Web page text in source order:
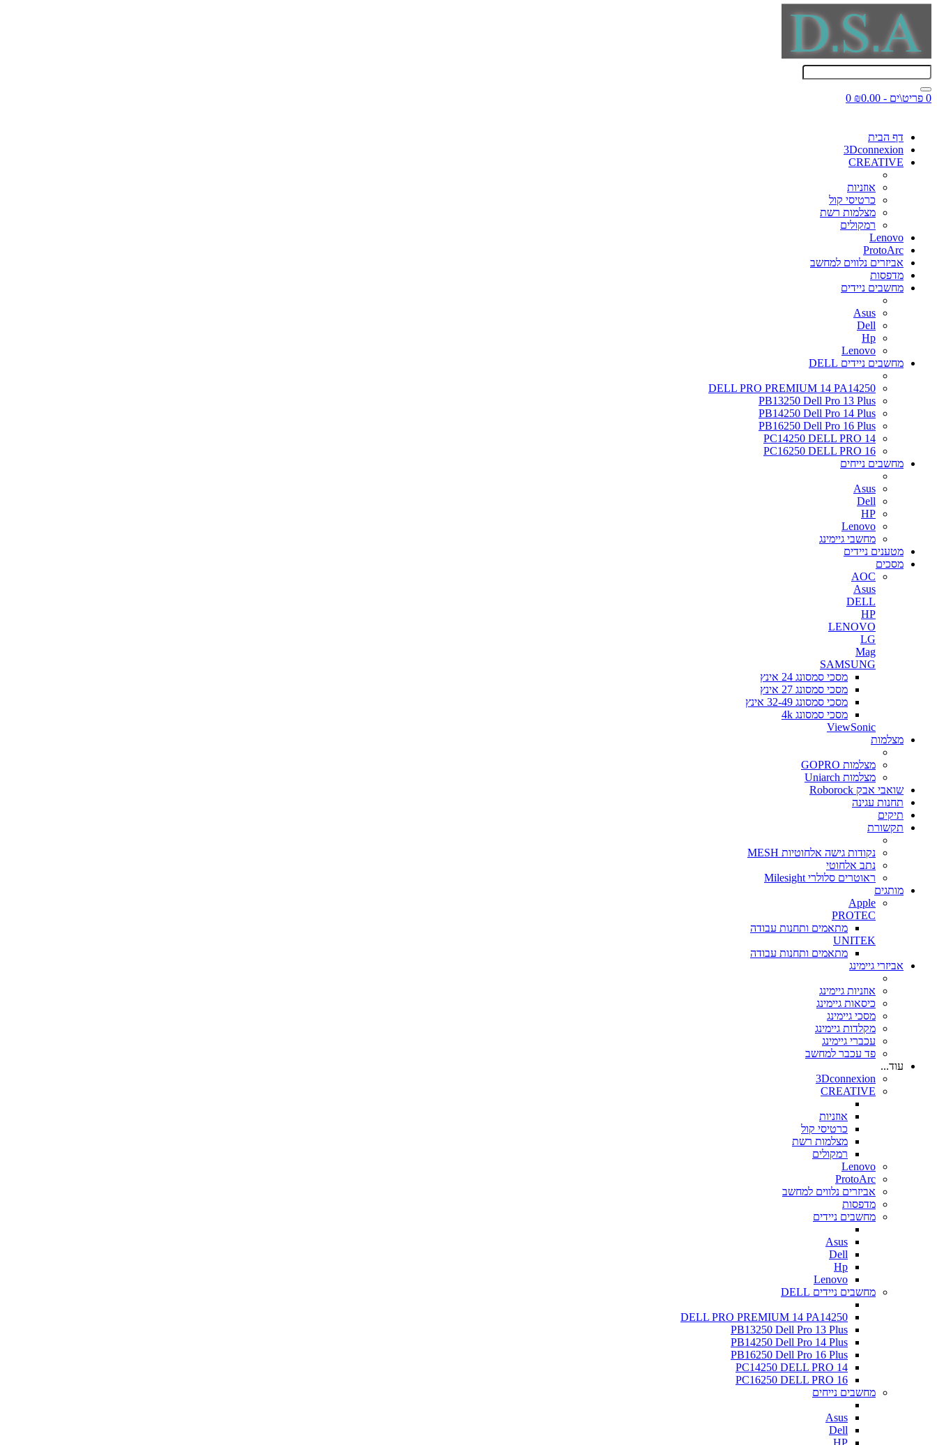
0 פריט\ים - ₪0.00 0
דף הבית
3Dconnexion
CREATIVE
אוזניות
כרטיסי קול
מצלמות רשת
רמקולים
Lenovo
ProtoArc
אביזרים נלווים למחשב
מדפסות
מחשבים ניידים
Asus
Dell
Hp
Lenovo
מחשבים ניידים DELL
DELL PRO PREMIUM 14 PA14250
PB13250 Dell Pro 13 Plus
PB14250 Dell Pro 14 Plus
PB16250 Dell Pro 16 Plus
PC14250 DELL PRO 14
PC16250 DELL PRO 16
מחשבים נייחים
Asus
Dell
HP
Lenovo
מחשבי גיימינג
מטענים ניידים
מסכים
AOC
Asus
DELL
HP
LENOVO
LG
Mag
SAMSUNG
מסכי סמסונג 24 אינץ
מסכי סמסונג 27 אינץ
מסכי סמסונג 32-49 אינץ
מסכי סמסונג 4k
ViewSonic
מצלמות
מצלמות GOPRO
מצלמות Uniarch
שואבי אבק Roborock
תחנות עגינה
תיקים
תקשורת
נקודות גישה אלחוטיות MESH
נתב אלחוטי
ראוטרים סלולרי Milesight
מותגים
Apple
PROTEC
מתאמים ותחנות עבודה
UNITEK
מתאמים ותחנות עבודה
אביזרי גיימינג
אוזניות גיימינג
כיסאות גיימינג
מסכי גיימינג
מקלדות גיימינג
עכברי גיימינג
פד עכבר למחשב
עוד...
3Dconnexion
CREATIVE
אוזניות
כרטיסי קול
מצלמות רשת
רמקולים
Lenovo
ProtoArc
אביזרים נלווים למחשב
מדפסות
מחשבים ניידים
Asus
Dell
Hp
Lenovo
מחשבים ניידים DELL
DELL PRO PREMIUM 14 PA14250
PB13250 Dell Pro 13 Plus
PB14250 Dell Pro 14 Plus
PB16250 Dell Pro 16 Plus
PC14250 DELL PRO 14
PC16250 DELL PRO 16
מחשבים נייחים
Asus
Dell
HP